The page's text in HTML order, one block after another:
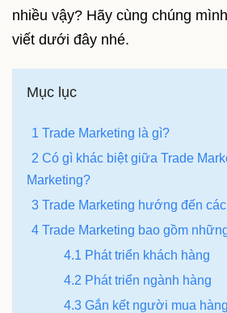
nhiều vậy? Hãy cùng chúng
viết dưới đây nhé.
Mục lục
1 Trade Marketing là gì?
2 Có gì khác biệt giữa Trade
Marketing?
3 Trade Marketing hướng đến
4 Trade Marketing bao gồm
4.1 Phát triển khách hàng
4.2 Phát triển ngành hàng
4.3 Gắn kết người mua